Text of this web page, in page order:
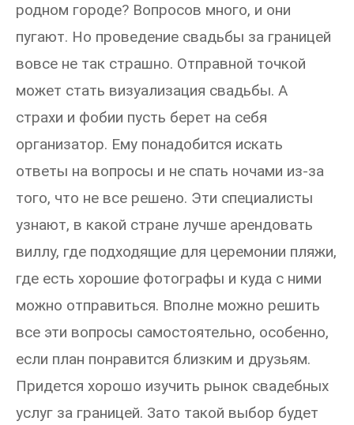
родном городе? Вопросов много, и они
пугают. Но проведение свадьбы за границей
вовсе не так страшно. Отправной точкой
может стать визуализация свадьбы. А
страхи и фобии пусть берет на себя
организатор. Ему понадобится искать
ответы на вопросы и не спать ночами из-за
того, что не все решено. Эти специалисты
узнают, в какой стране лучше арендовать
виллу, где подходящие для церемонии пляжи,
где есть хорошие фотографы и куда с ними
можно отправиться. Вполне можно решить
все эти вопросы самостоятельно, особенно,
если план понравится близким и друзьям.
Придется хорошо изучить рынок свадебных
услуг за границей. Зато такой выбор будет